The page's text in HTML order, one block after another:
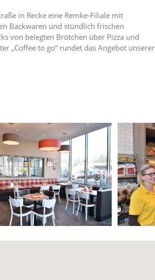
in Recke eine Remke-Filiale mit
Backwaren und stündlich frischen
von belegten Brötchen über Pizza und
„Coffee to go“ rundet das Angebot unserer